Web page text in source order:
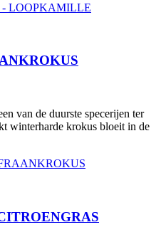
- LOOPKAMILLE
van de duurste specerijen ter
winterharde krokus bloeit in de